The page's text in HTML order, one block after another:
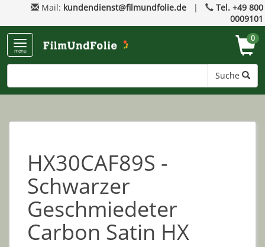
Mail: kundendienst@filmundfolie.de |
Tel. +49 800
0009101
menu
Suche
0
HX30CAF89S -
Schwarzer
Geschmiedeter
Carbon Satin HX